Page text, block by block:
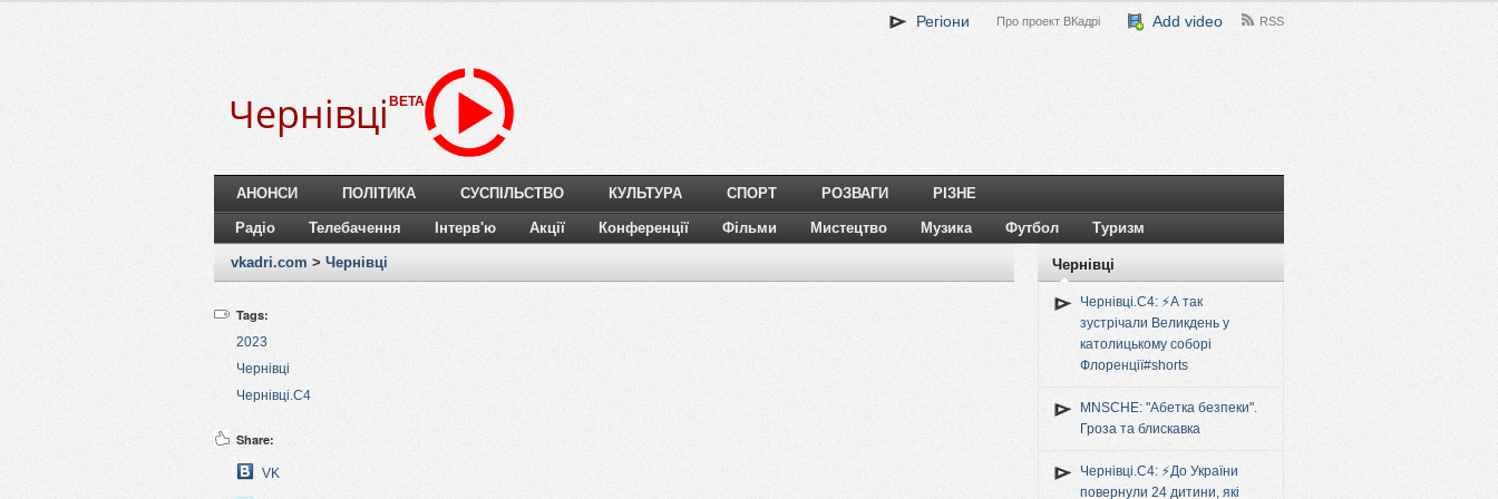
Регіони Про проект ВКадрі Add video RSS
Чернівці BETA
АНОНСИ ПОЛІТИКА СУСПІЛЬСТВО КУЛЬТУРА СПОРТ РОЗВАГИ РІЗНЕ
Радіо Телебачення Інтерв'ю Акції Конференції Фільми Мистецтво Музика Футбол Туризм
vkadri.com > Чернівці
Tags:
2023
Чернівці
Чернівці.C4
Share:
VK
Чернівці
Чернівці.C4: ⚡️А так
зустрічали Великдень у
католицькому соборі
Флоренції#shorts
MNSCHE: "Абетка безпеки".
Гроза та блискавка
Чернівці.C4: ⚡️До України
повернули 24 дитини, які